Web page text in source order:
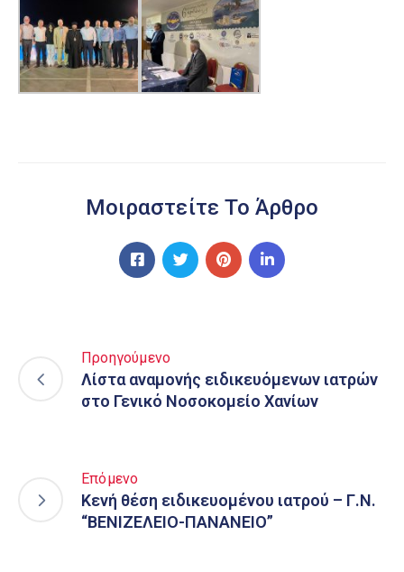
Μοιραστείτε Το Άρθρο
Προηγούμενο
Λίστα αναμονής ειδικευόμενων ιατρών
στο Γενικό Νοσοκομείο Χανίων
Επόμενο
Κενή θέση ειδικευομένου ιατρού – Γ.Ν.
“ΒΕΝΙΖΕΛΕΙΟ-ΠΑΝΑΝΕΙΟ”